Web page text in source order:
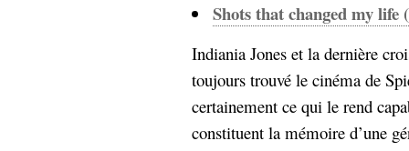
Shots that changed my life
Indiania Jones et la dernière
toujours trouvé le cinéma de
certainement ce qui le rend
constituent la mémoire d’une